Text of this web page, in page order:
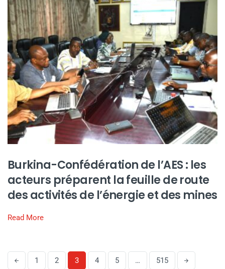
Burkina-Confédération de l’AES : les
acteurs préparent la feuille de route
des activités de l’énergie et des mines
Read More
1 2 3 4 5 … 515